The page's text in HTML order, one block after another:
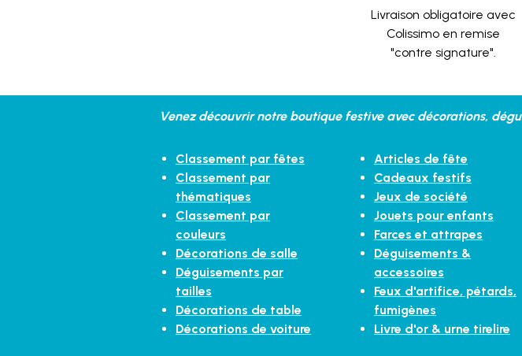
Livraison obligatoire avec
Colissimo en remise
"contre signature".
Venez découvrir notre boutique festive avec décorations,
Classement par fêtes
Classement par
thématiques
Classement par
couleurs
Décorations de salle
Déguisements par
tailles
Décorations de table
Décorations de voiture
Articles de fête
Cadeaux festifs
Jeux de société
Jouets pour enfants
Farces et attrapes
Déguisements &
accessoires
Feux d'artifice, pétards,
fumigènes
Livre d'or & urne tirelire